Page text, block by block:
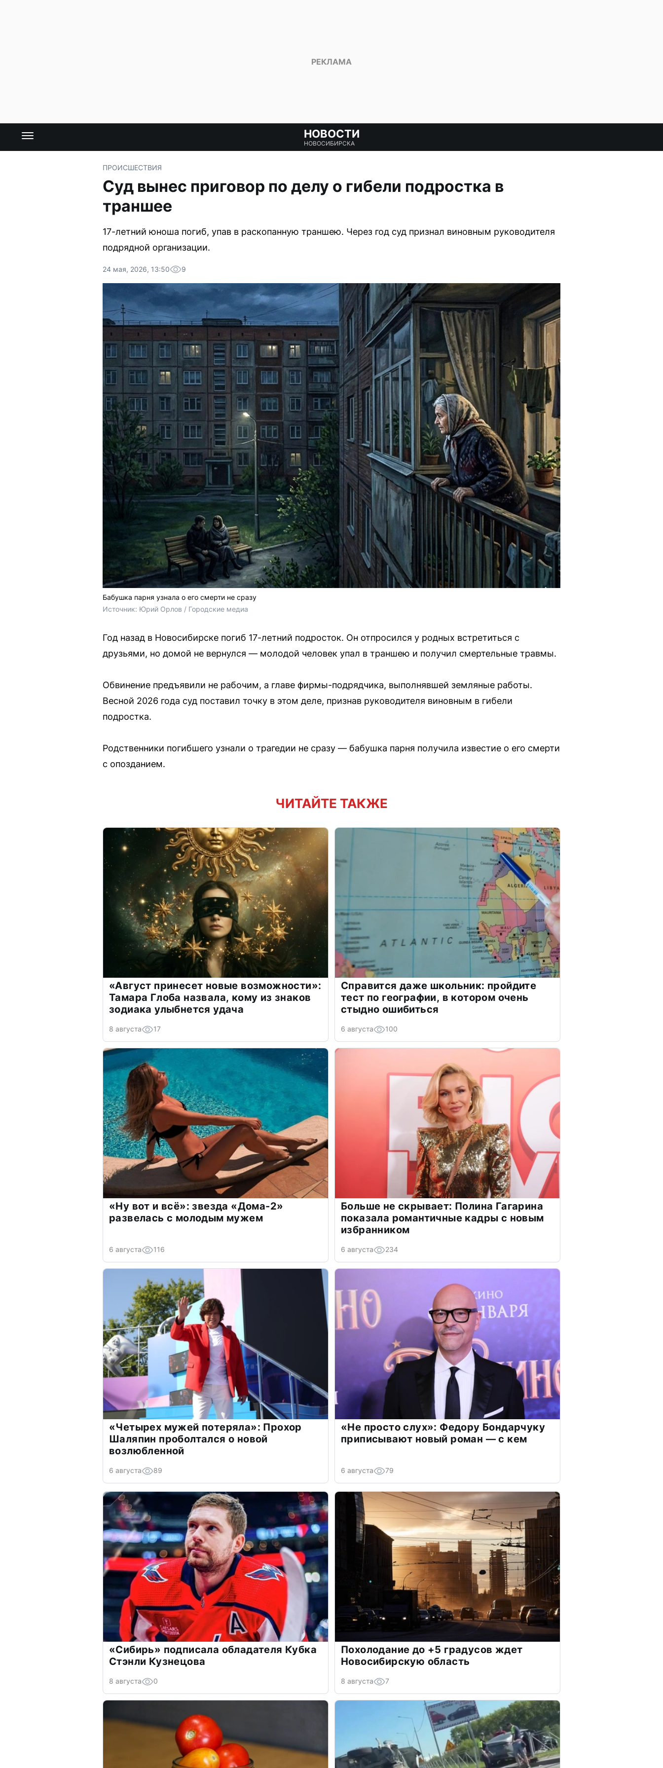
НОВОСТИ
НОВОСИБИРСКА
ПРОИСШЕСТВИЯ
Суд вынес приговор по делу о гибели подростка в
траншее
17-летний юноша погиб, упав в раскопанную траншею. Через год суд признал виновным руководителя
подрядной организации.
24 мая, 2026, 13:50 9
Бабушка парня узнала о его смерти не сразу
Источник: Юрий Орлов / Городские медиа
Год назад в Новосибирске погиб 17-летний подросток. Он отпросился у родных встретиться с
друзьями, но домой не вернулся — молодой человек упал в траншею и получил смертельные травмы.
Обвинение предъявили не рабочим, а главе фирмы-подрядчика, выполнявшей земляные работы.
Весной 2026 года суд поставил точку в этом деле, признав руководителя виновным в гибели
подростка.
Родственники погибшего узнали о трагедии не сразу — бабушка парня получила известие о его смерти
с опозданием.
ЧИТАЙТЕ ТАКЖЕ
«Август принесет новые возможности»:
Тамара Глоба назвала, кому из знаков
зодиака улыбнется удача
8 августа 17
Справится даже школьник: пройдите
тест по географии, в котором очень
стыдно ошибиться
6 августа 100
«Ну вот и всё»: звезда «Дома-2»
развелась с молодым мужем
6 августа 116
Больше не скрывает: Полина Гагарина
показала романтичные кадры с новым
избранником
6 августа 234
«Четырех мужей потеряла»: Прохор
Шаляпин проболтался о новой
возлюбленной
6 августа 89
«Не просто слух»: Федору Бондарчуку
приписывают новый роман — с кем
6 августа 79
«Сибирь» подписала обладателя Кубка
Стэнли Кузнецова
8 августа 0
Похолодание до +5 градусов ждет
Новосибирскую область
8 августа 7